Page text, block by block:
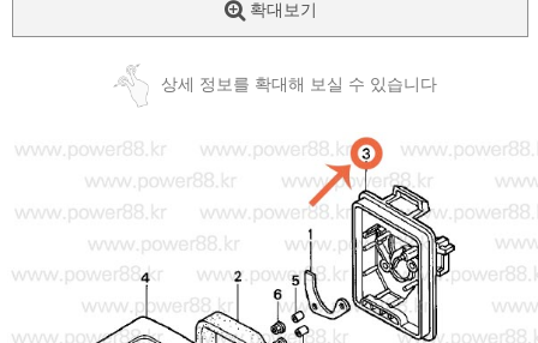
확대보기
상세 정보를 확대해 보실 수 있습니다